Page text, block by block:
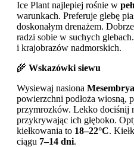
Ice Plant najlepiej rośnie w
warunkach. Preferuje glebę
doskonałym drenażem.
radzi sobie w suchych
i krajobrazów nadmorskich.
🌾 Wskazówki siewu
Wysiewaj nasiona
powierzchni podłoża wiosną,
przymrozków. Lekko dociśnij
przykrywając ich głęboko.
kiełkowania to 18–22°C.
ciągu 7–14 dni.